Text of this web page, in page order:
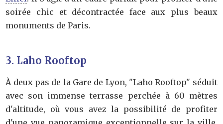
soirée chic et décontractée face aux plus beaux
monuments de Paris.
3. Laho Rooftop
À deux pas de la Gare de Lyon, "Laho Rooftop" séduit
avec son immense terrasse perchée à 60 mètres
d'altitude, où vous avez la possibilité de profiter